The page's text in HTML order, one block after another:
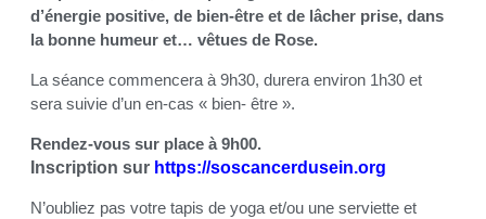
d’énergie positive, de bien-être et de lâcher prise, dans
la bonne humeur et… vêtues de Rose.
La séance commencera à 9h30, durera environ 1h30 et
sera suivie d’un en-cas « bien- être ».
Rendez-vous sur place à 9h00.
Inscription sur https://soscancerdusein.org
N’oubliez pas votre tapis de yoga et/ou une serviette et